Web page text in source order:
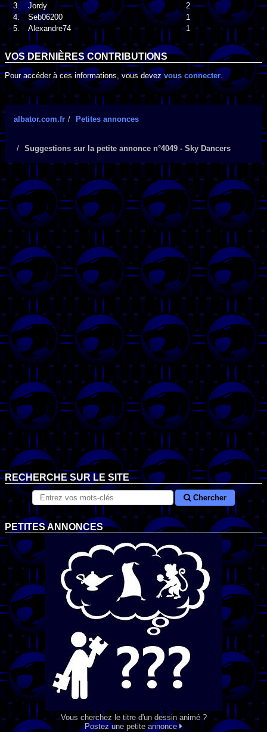
3.
Jordy
2
4.
Seb06200
1
5.
Alexandre74 1
VOS DERNIÈRES CONTRIBUTIONS
Pour accéder à ces informations, vous devezvous connecter
albator.com.fr Petites annonces
Suggestions sur la petite annonce n°4049 - Sky Dancers
RECHERCHE SUR LE SITE
Chercher
PETITES ANNONCES
Vous cherchez le titre d'un dessin animé ?
Postez une petite annonce